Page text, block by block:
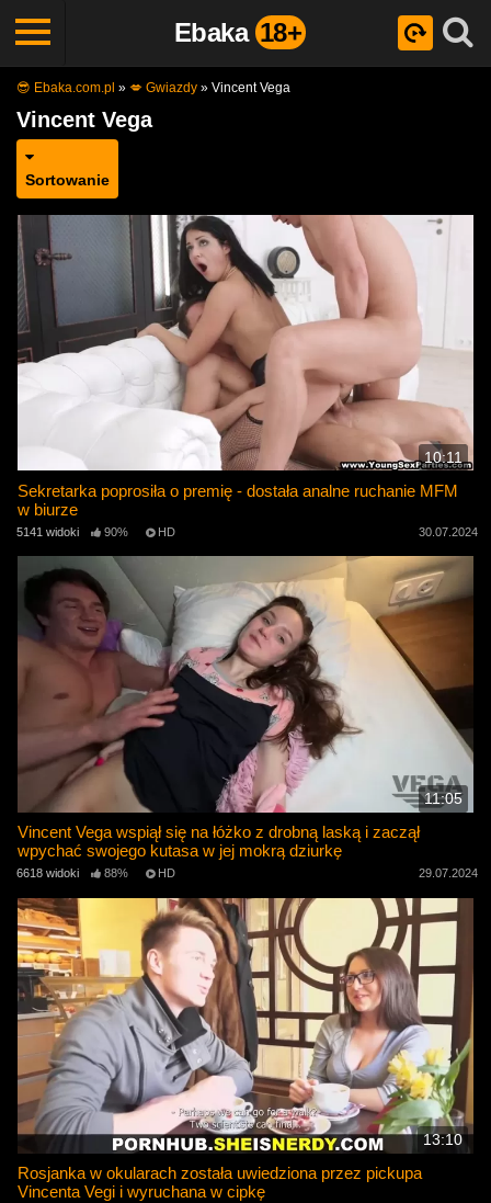
Ebaka 18+
😎 Ebaka.com.pl » 💋 Gwiazdy » Vincent Vega
Vincent Vega
Sortowanie
10:11
Sekretarka poprosiła o premię - dostała analne ruchanie MFM
w biurze
5141 widoki 90% HD 30.07.2024
11:05
Vincent Vega wspiął się na łóżko z drobną laską i zaczął
wpychać swojego kutasa w jej mokrą dziurkę
6618 widoki 88% HD 29.07.2024
13:10
Rosjanka w okularach została uwiedziona przez pickupa
Vincenta Vegi i wyruchana w cipkę